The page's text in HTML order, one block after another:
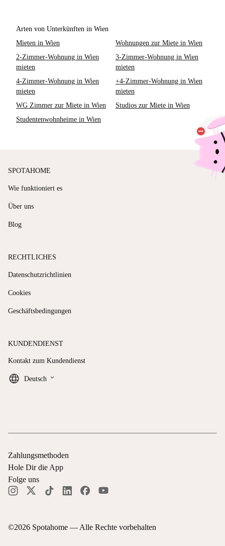
Arten von Unterkünften in Wien
Mieten in Wien
Wohnungen zur Miete in Wien
2-Zimmer-Wohnung in Wien
mieten
3-Zimmer-Wohnung in Wien
mieten
4-Zimmer-Wohnung in Wien
mieten
+4-Zimmer-Wohnung in Wien
mieten
WG Zimmer zur Miete in Wien
Studios zur Miete in Wien
Studentenwohnheime in Wien
SPOTAHOME
Wie funktioniert es
Über uns
Blog
RECHTLICHES
Datenschutzrichtlinien
Cookies
Geschäftsbedingungen
KUNDENDIENST
Kontakt zum Kundendienst
Deutsch keyboard_arrow_down
©2026 Spotahome — Alle Rechte vorbehalten
Zahlungsmethoden
Hole Dir die App
Folge uns